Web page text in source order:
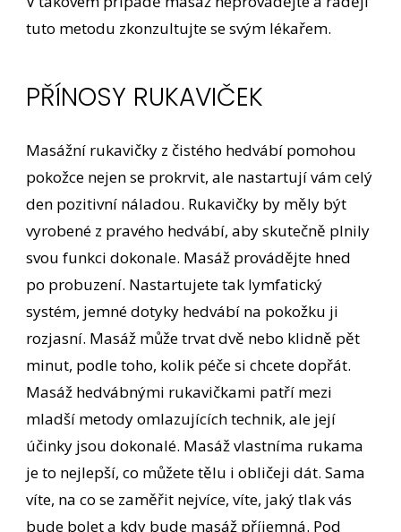
tuto metodu zkonzultujte se svým lékařem.
PŘÍNOSY RUKAVIČEK
Masážní rukavičky z čistého hedvábí pomohou
pokožce nejen se prokrvit, ale nastartují vám celý
den pozitivní náladou. Rukavičky by měly být
vyrobené z pravého hedvábí, aby skutečně plnily
svou funkci dokonale. Masáž provádějte hned
po probuzení. Nastartujete tak lymfatický
systém, jemné dotyky hedvábí na pokožku ji
rozjasní. Masáž může trvat dvě nebo klidně pět
minut, podle toho, kolik péče si chcete dopřát.
Masáž hedvábnými rukavičkami patří mezi
mladší metody omlazujících technik, ale její
účinky jsou dokonalé. Masáž vlastníma rukama
je to nejlepší, co můžete tělu i obličeji dát. Sama
víte, na co se zaměřit nejvíce, víte, jaký tlak vás
bude bolet a kdy bude masáž příjemná. Pod